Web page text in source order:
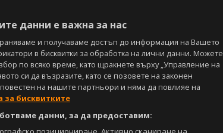
данни е важна за нас
и получаваме достъп до информация на Вашето
в бисквитки за обработка на лични данни. Можете
по всяко време, като щракнете върху „Управление на
си да възразите, като се позовете на законен
на нашите партньори и няма да повлияе на
за бисквитките
данни, за да предоставим: